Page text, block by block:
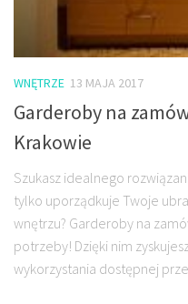
WNĘTRZE 13 MAJA 2017
Garderoby na
Krakowie
Szukasz idealnego
tylko uporządkuje Twoje
wnętrzu? Garderoby na
potrzeby! Dzięki nim
wykorzystania dostępnej